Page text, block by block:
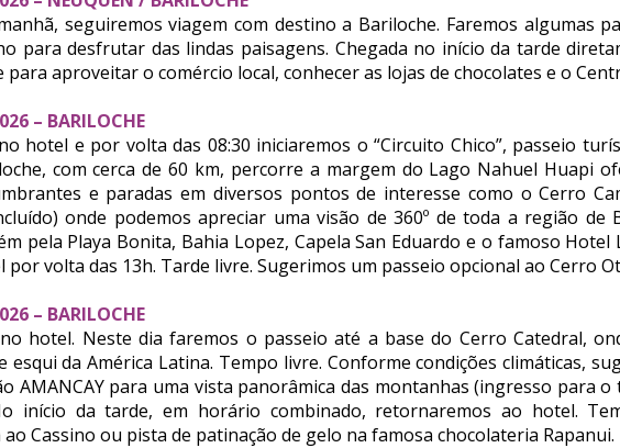
seguiremos viagem com destino a Bariloche. Faremos algumas
para desfrutar das lindas paisagens. Chegada no início da tarde
aproveitar o comércio local, conhecer as lojas de chocolates e o
– BARILOCHE
hotel e por volta das 08:30 iniciaremos o “Circuito Chico”, passeio
com cerca de 60 km, percorre a margem do Lago Nahuel Huapi
e paradas em diversos pontos de interesse como o Cerro
onde podemos apreciar uma visão de 360º de toda a região de
pela Playa Bonita, Bahia Lopez, Capela San Eduardo e o famoso Hotel
por volta das 13h. Tarde livre. Sugerimos um passeio opcional ao Cerro
– BARILOCHE
hotel. Neste dia faremos o passeio até a base do Cerro Catedral,
esqui da América Latina. Tempo livre. Conforme condições climáticas,
AMANCAY para uma vista panorâmica das montanhas (ingresso para o
início da tarde, em horário combinado, retornaremos ao hotel.
Cassino ou pista de patinação de gelo na famosa chocolateria Rapanui.